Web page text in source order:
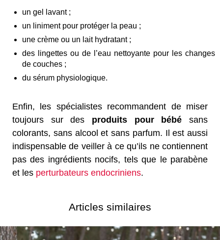
un gel lavant ;
un liniment pour protéger la peau ;
une crème ou un lait hydratant ;
des lingettes ou de l’eau nettoyante pour les changes
de couches ;
du sérum physiologique.
Enfin, les spécialistes recommandent de miser
toujours sur des produits pour bébé sans
colorants, sans alcool et sans parfum. Il est aussi
indispensable de veiller à ce qu’ils ne contiennent
pas des ingrédients nocifs, tels que le parabène
et les perturbateurs endocriniens.
Articles similaires